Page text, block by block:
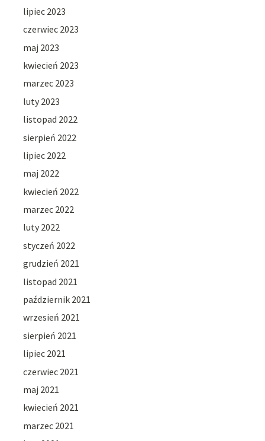
lipiec 2023
czerwiec 2023
maj 2023
kwiecień 2023
marzec 2023
luty 2023
listopad 2022
sierpień 2022
lipiec 2022
maj 2022
kwiecień 2022
marzec 2022
luty 2022
styczeń 2022
grudzień 2021
listopad 2021
październik 2021
wrzesień 2021
sierpień 2021
lipiec 2021
czerwiec 2021
maj 2021
kwiecień 2021
marzec 2021